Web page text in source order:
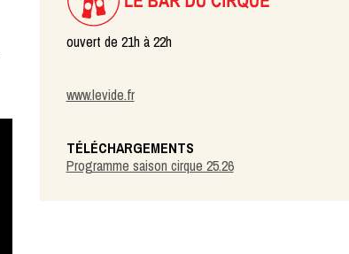
ouvert de 21h à 22h
www.levide.fr
TÉLÉCHARGEMENTS
Programme saison cirque 25.26